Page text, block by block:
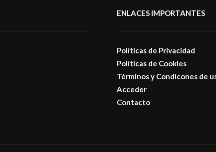
ENLACES IMPORTANTES
Políticas de Privacidad
Políticas de Cookies
Términos y Condicones de
Acceder
Contacto